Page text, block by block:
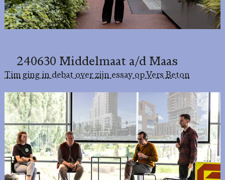
240630 Middelmaat a/d Maas
Tim ging in debat over zijn essay op Vers Beton